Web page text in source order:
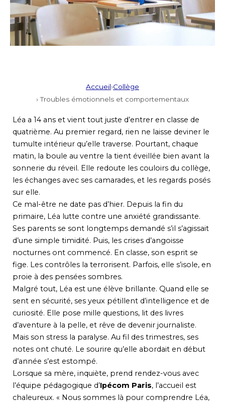
Accueil›Collège
› Troubles émotionnels et comportementaux
Léa a 14 ans et vient tout juste d’entrer en classe de
quatrième. Au premier regard, rien ne laisse deviner le
tumulte intérieur qu’elle traverse. Pourtant, chaque
matin, la boule au ventre la tient éveillée bien avant la
sonnerie du réveil. Elle redoute les couloirs du collège,
les échanges avec ses camarades, et les regards posés
sur elle.
Ce mal-être ne date pas d’hier. Depuis la fin du
primaire, Léa lutte contre une anxiété grandissante.
Ses parents se sont longtemps demandé s’il s’agissait
d’une simple timidité. Puis, les crises d’angoisse
nocturnes ont commencé. En classe, son esprit se
fige. Les contrôles la terrorisent. Parfois, elle s’isole, en
proie à des pensées sombres.
Malgré tout, Léa est une élève brillante. Quand elle se
sent en sécurité, ses yeux pétillent d’intelligence et de
curiosité. Elle pose mille questions, lit des livres
d’aventure à la pelle, et rêve de devenir journaliste.
Mais son stress la paralyse. Au fil des trimestres, ses
notes ont chuté. Le sourire qu’elle abordait en début
d’année s’est estompé.
Lorsque sa mère, inquiète, prend rendez-vous avec
l’équipe pédagogique d’Ipécom Paris, l’accueil est
chaleureux. « Nous sommes là pour comprendre Léa,